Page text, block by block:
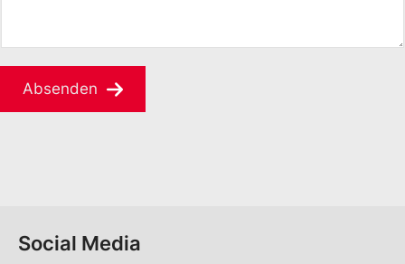
Absenden
Social Media